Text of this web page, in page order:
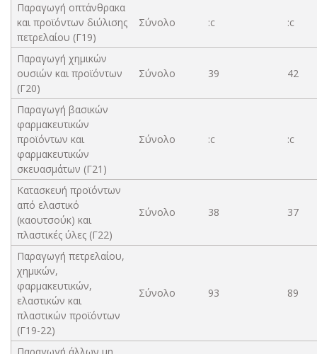
Παραγωγή οπτάνθρακα
και προϊόντων διύλισης
πετρελαίου (Γ19)
Σύνολο :c :c
Παραγωγή χημικών
ουσιών και προϊόντων
(Γ20)
Σύνολο 39 42
Παραγωγή βασικών
φαρμακευτικών
προϊόντων και
φαρμακευτικών
σκευασμάτων (Γ21)
Σύνολο :c :c
Κατασκευή προϊόντων
από ελαστικό
(καουτσούκ) και
πλαστικές ύλες (Γ22)
Σύνολο 38 37
Παραγωγή πετρελαίου,
χημικών,
φαρμακευτικών,
ελαστικών και
πλαστικών προϊόντων
(Γ19-22)
Σύνολο 93 89